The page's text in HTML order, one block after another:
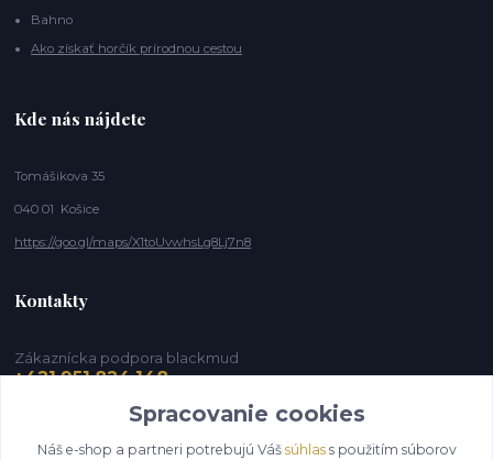
Bahno
Ako získať horčík prírodnou cestou
Kde nás nájdete
Tomášikova 35
040 01 Košice
https://goo.gl/maps/X1toUvwhsLg8Lj7n8
Kontakty
Zákaznícka podpora blackmud
+421 951 824 148
info@blackmud.eu
Spracovanie cookies
Náš e-shop a partneri potrebujú Váš súhlass použitím súborov